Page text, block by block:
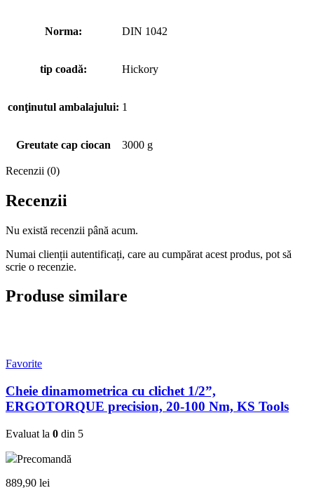
Norma: DIN 1042
tip coadă: Hickory
conţinutul ambalajului: 1
Greutate cap ciocan 3000 g
Recenzii (0)
Recenzii
Nu există recenzii până acum.
Numai clienții autentificați, care au cumpărat acest produs, pot să
scrie o recenzie.
Produse similare
Favorite
Cheie dinamometrica cu clichet 1/2”,
ERGOTORQUE precision, 20-100 Nm, KS Tools
Evaluat la 0 din 5
Precomandă
889,90 lei